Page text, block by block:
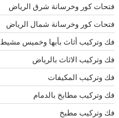
فتحات كور وخرسانة شرق الرياض
فتحات كور وخرسانة شمال الرياض
فك وتركيب أثاث بأبها وخميس مشيط
فك وتركيب الاثاث بالرياض
فك وتركيب المكيفات
فك وتركيب مطابخ بالدمام
فك وتركيب مطبخ